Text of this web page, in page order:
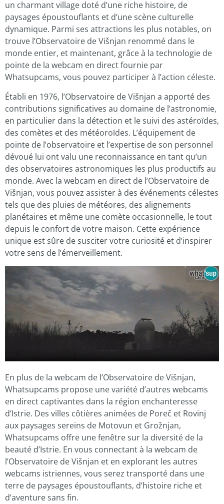
un charmant village doté d’une riche histoire, de
paysages époustouflants et d’une scène culturelle
dynamique. Parmi ses attractions les plus notables, on
trouve l’Observatoire de Višnjan renommé dans le
monde entier, et maintenant, grâce à la technologie de
pointe de la webcam en direct fournie par
Whatsupcams, vous pouvez participer à l’action céleste.
Établi en 1976, l’Observatoire de Višnjan a apporté des
contributions significatives au domaine de l’astronomie,
en particulier dans la détection et le suivi des astéroïdes,
des comètes et des météoroïdes. L’équipement de
pointe de l’observatoire et l’expertise de son personnel
dévoué lui ont valu une reconnaissance en tant qu’un
des observatoires astronomiques les plus productifs au
monde. Avec la webcam en direct de l’Observatoire de
Višnjan, vous pouvez assister à des événements célestes
tels que des pluies de météores, des alignements
planétaires et même une comète occasionnelle, le tout
depuis le confort de votre maison. Cette expérience
unique est sûre de susciter votre curiosité et d’inspirer
votre sens de l’émerveillement.
En plus de la webcam de l’Observatoire de Višnjan,
Whatsupcams propose une variété d’autres webcams
en direct captivantes dans la région enchanteresse
d’Istrie. Des villes côtières animées de Poreč et Rovinj
aux paysages sereins de Motovun et Grožnjan,
Whatsupcams offre une fenêtre sur la diversité de la
beauté d’Istrie. En vous connectant à la webcam de
l’Observatoire de Višnjan et en explorant les autres
webcams istriennes, vous serez transporté dans une
terre de paysages époustouflants, d’histoire riche et
d’aventure sans fin.